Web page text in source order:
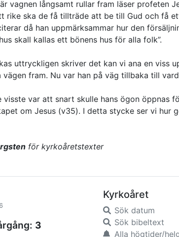
vagnen långsamt rullar fram läser profeten
rike ska de få tillträde att be till Gud och få
då han uppmärksammar hur den
skall kallas ett bönens hus för alla folk”.
uttryckligen skriver det kan vi ana en viss
vägen fram. Nu var han på väg tillbaka till
visste var att snart skulle hans ögon öppnas
om Jesus (v35). I detta stycke ser vi hur
för kyrkoåretstexter
3
Kyrkoåret
Sök datum
Sök bibeltext
Alla högtider/